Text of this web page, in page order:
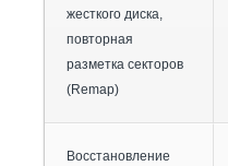
жесткого диска,
повторная
разметка секторов
(Remap)
Восстановление